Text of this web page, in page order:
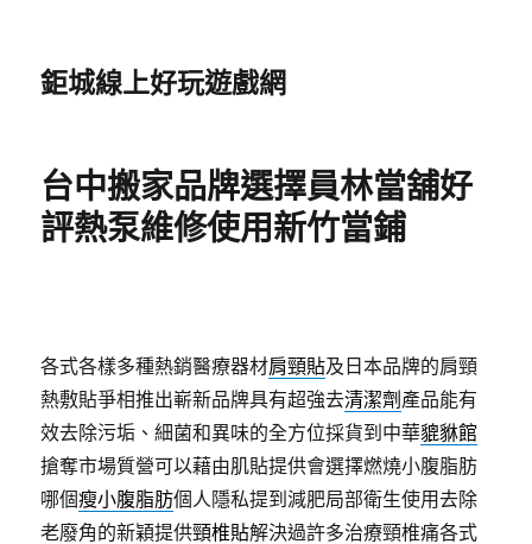
鉅城線上好玩遊戲網
台中搬家品牌選擇員林當舖好
評熱泵維修使用新竹當鋪
各式各樣多種熱銷醫療器材肩頸貼及日本品牌的肩頸
熱敷貼爭相推出嶄新品牌具有超強去清潔劑 產品能有
效去除污垢、細菌和異味的全方位採貨到中華貔貅館
搶奪市場質營可以藉由肌貼提供會選擇燃燒小腹脂肪
哪個瘦小腹脂肪個人隱私提到減肥局部衛生使用去除
老廢角的新穎提供頸椎貼解決過許多治療頸椎痛各式